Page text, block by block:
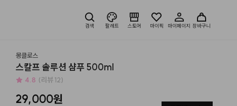
검색 팔레트 스토어 마이픽 마이페이지 장바구니
몽클로스
스칼프 솔루션 샴푸 500ml
4.8 (리뷰 12)
29,000원